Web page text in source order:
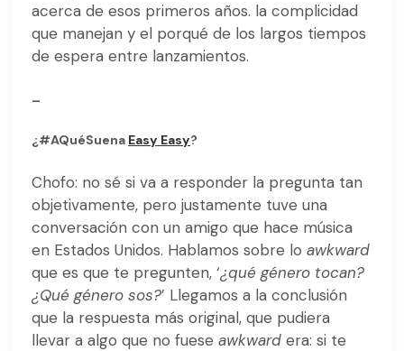
acerca de esos primeros años. la complicidad
que manejan y el porqué de los largos tiempos
de espera entre lanzamientos.
–
¿#AQuéSuena Easy Easy?
Chofo: no sé si va a responder la pregunta tan
objetivamente, pero justamente tuve una
conversación con un amigo que hace música
en Estados Unidos. Hablamos sobre lo awkward
que es que te pregunten, ‘¿qué género tocan?
¿Qué género sos?’ Llegamos a la conclusión
que la respuesta más original, que pudiera
llevar a algo que no fuese awkward era: si te